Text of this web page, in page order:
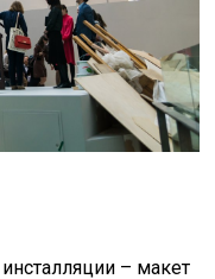
– макет